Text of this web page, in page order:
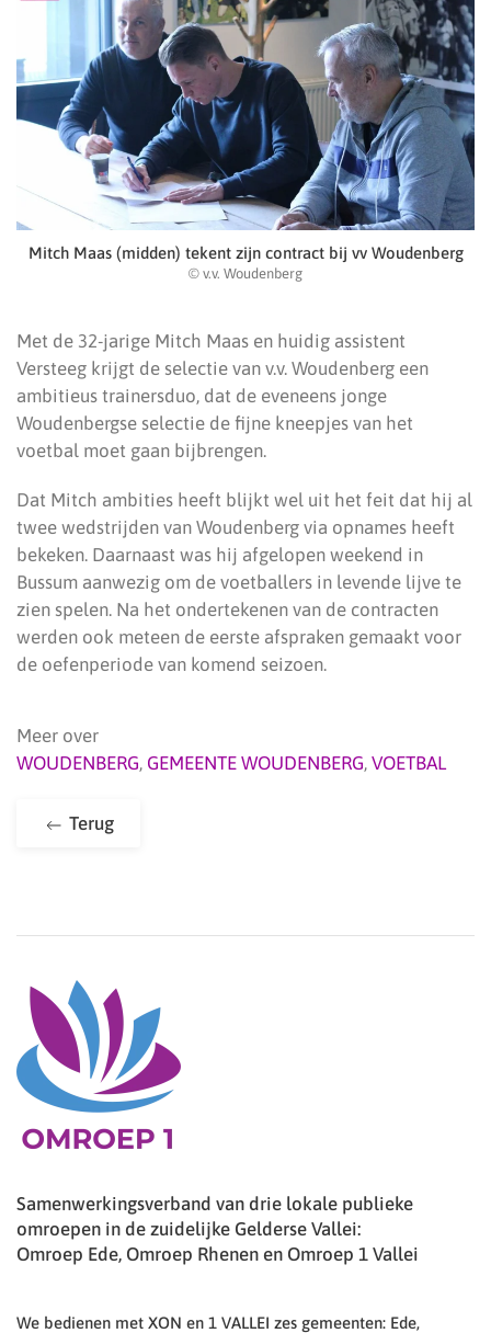
Mitch Maas (midden) tekent zijn contract bij vv Woudenberg
© v.v. Woudenberg
Met de 32-jarige Mitch Maas en huidig assistent
Versteeg krijgt de selectie van v.v. Woudenberg een
ambitieus trainersduo, dat de eveneens jonge
Woudenbergse selectie de fijne kneepjes van het
voetbal moet gaan bijbrengen.
Dat Mitch ambities heeft blijkt wel uit het feit dat hij al
twee wedstrijden van Woudenberg via opnames heeft
bekeken. Daarnaast was hij afgelopen weekend in
Bussum aanwezig om de voetballers in levende lijve te
zien spelen. Na het ondertekenen van de contracten
werden ook meteen de eerste afspraken gemaakt voor
de oefenperiode van komend seizoen.
Meer over
WOUDENBERG, GEMEENTE WOUDENBERG, VOETBAL
Terug
Samenwerkingsverband van drie lokale publieke
omroepen in de zuidelijke Gelderse Vallei:
Omroep Ede, Omroep Rhenen en Omroep 1 Vallei
We bedienen met XON en 1 VALLEI zes gemeenten: Ede,